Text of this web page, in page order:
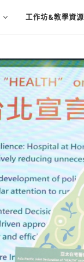
工作坊&教學資源